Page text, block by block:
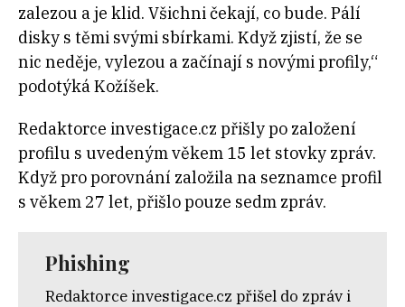
zalezou a je klid. Všichni čekají, co bude. Pálí
disky s těmi svými sbírkami. Když zjistí, že se
nic neděje, vylezou a začínají s novými profily,“
podotýká Kožíšek.
Redaktorce investigace.cz přišly po založení
profilu s uvedeným věkem 15 let stovky zpráv.
Když pro porovnání založila na seznamce profil
s věkem 27 let, přišlo pouze sedm zpráv.
Phishing
Redaktorce investigace.cz přišel do zpráv i